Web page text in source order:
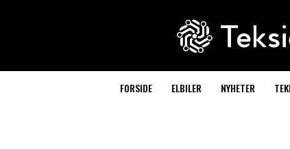
FORSIDE ELBILER NYHETER